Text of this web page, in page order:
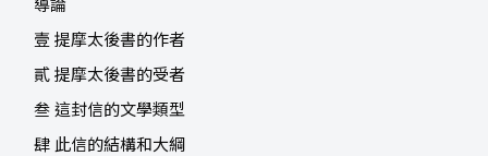
導論
壹 提摩太後書的作者
貳 提摩太後書的受者
叁 這封信的文學類型
肆 此信的結構和大綱